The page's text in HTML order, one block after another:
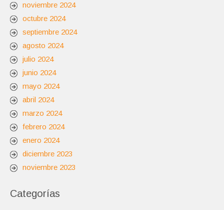
noviembre 2024
octubre 2024
septiembre 2024
agosto 2024
julio 2024
junio 2024
mayo 2024
abril 2024
marzo 2024
febrero 2024
enero 2024
diciembre 2023
noviembre 2023
Categorías